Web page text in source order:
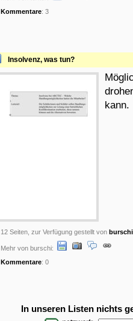
Kommentare: 3
Insolvenz, was tun?
kann.
12 Seiten, zur Verfügung gestellt von burschi
Mehr von burschi:
Kommentare: 0
In unseren Listen nichts